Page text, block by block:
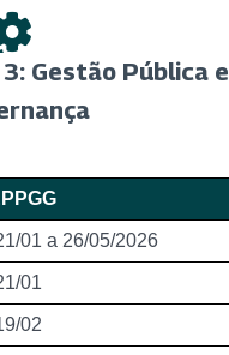
3: Gestão Pública e
01 a 26/05/2026
01
02